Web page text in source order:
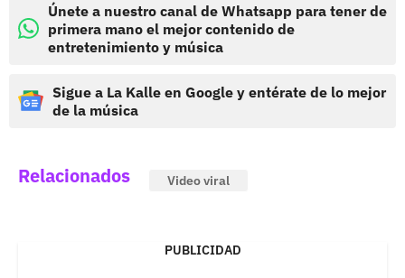
Únete a nuestro canal de Whatsapp para tener de
primera mano el mejor contenido de
entretenimiento y música
Sigue a La Kalle en Google y entérate de lo mejor
de la música
Relacionados Video viral
PUBLICIDAD